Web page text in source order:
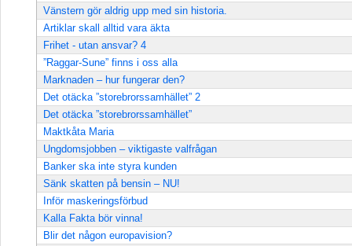
Vänstern gör aldrig upp med sin historia.
Artiklar skall alltid vara äkta
Frihet - utan ansvar? 4
”Raggar-Sune” finns i oss alla
Marknaden – hur fungerar den?
Det otäcka ”storebrorssamhället” 2
Det otäcka ”storebrorssamhället”
Maktkåta Maria
Ungdomsjobben – viktigaste valfrågan
Banker ska inte styra kunden
Sänk skatten på bensin – NU!
Inför maskeringsförbud
Kalla Fakta bör vinna!
Blir det någon europavision?